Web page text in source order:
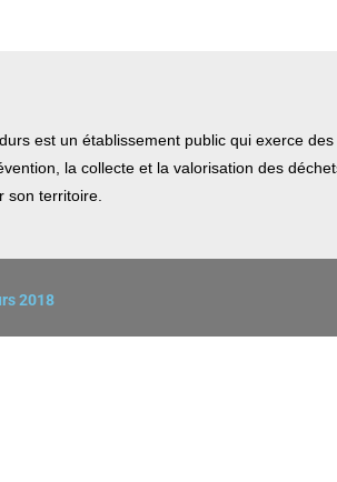
est un établissement public qui exerce
la collecte et la valorisation des
son territoire.
2018